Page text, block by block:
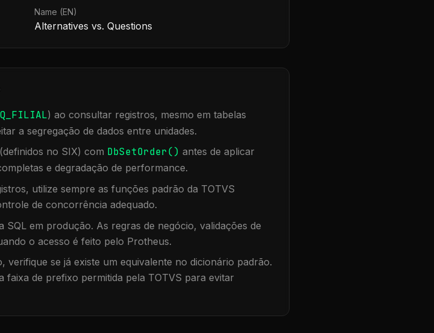
Name (EN)
Alternatives vs. Questions
) ao consultar registros, mesmo em tabelas
a segregação de dados entre unidades.
no SIX) com DbSetOrder() antes de aplicar
e degradação de performance.
utilize sempre as funções padrão da TOTVS
de concorrência adequado.
SQL em produção. As regras de negócio, validações de
o acesso é feito pelo Protheus.
se já existe um equivalente no dicionário padrão.
faixa de prefixo permitida pela TOTVS para evitar